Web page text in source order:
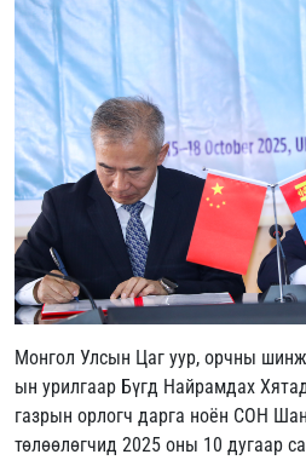
Монгол Улсын Цаг уур, орчны
ын урилгаар Бүгд Найрамдах
газрын орлогч дарга ноён СОН
төлөөлөгчид 2025 оны 10 дугаар